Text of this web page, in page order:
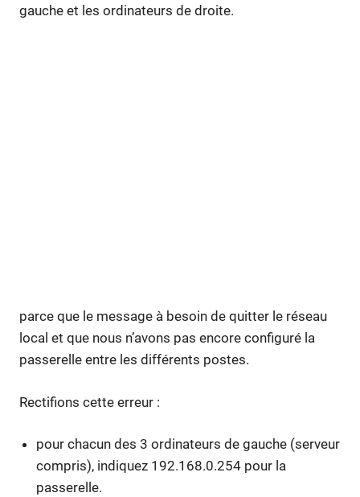
gauche et les ordinateurs de droite.
parce que le message à besoin de quitter le réseau
local et que nous n’avons pas encore configuré la
passerelle entre les différents postes.
Rectifions cette erreur :
pour chacun des 3 ordinateurs de gauche (serveur
compris), indiquez 192.168.0.254 pour la
passerelle.